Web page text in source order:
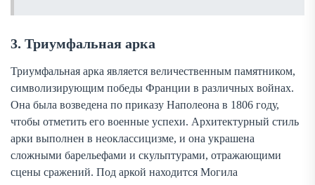
3. Триумфальная арка
Триумфальная арка является величественным памятником,
символизирующим победы Франции в различных войнах.
Она была возведена по приказу Наполеона в 1806 году,
чтобы отметить его военные успехи. Архитектурный стиль
арки выполнен в неоклассицизме, и она украшена
сложными барельефами и скульптурами, отражающими
сцены сражений. Под аркой находится Могила